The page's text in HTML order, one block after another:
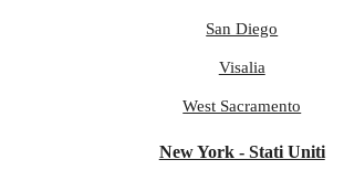
San Diego
Visalia
West Sacramento
New York - Stati Uniti